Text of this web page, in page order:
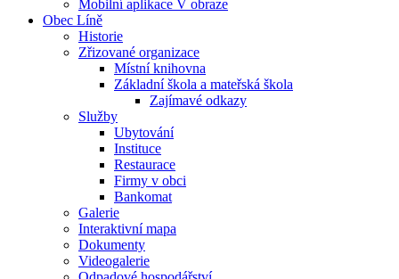
Mobilní aplikace V obraze
Obec Líně
Historie
Zřizované organizace
Místní knihovna
Základní škola a mateřská škola
Zajímavé odkazy
Služby
Ubytování
Instituce
Restaurace
Firmy v obci
Bankomat
Galerie
Interaktivní mapa
Dokumenty
Videogalerie